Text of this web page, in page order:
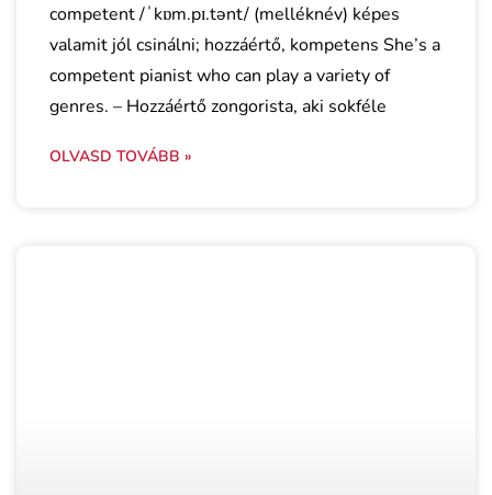
competent /ˈkɒm.pɪ.tənt/ (melléknév) képes
valamit jól csinálni; hozzáértő, kompetens She’s a
competent pianist who can play a variety of
genres. – Hozzáértő zongorista, aki sokféle
OLVASD TOVÁBB »